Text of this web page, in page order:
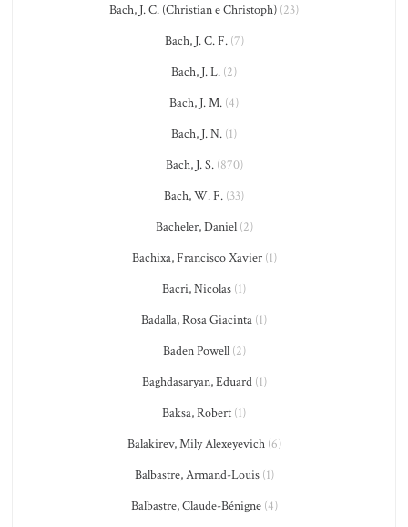
Bach, J. C. (Christian e Christoph) (23)
Bach, J. C. F.(7)
Bach, J. L. (2)
Bach, J. M. (4)
Bach, J. N. (1)
Bach, J. S.(870)
Bach, W. F. (33)
Bacheler, Daniel(2)
Bachixa, Francisco Xavier(1)
Bacri, Nicolas (1)
Badalla, Rosa Giacinta (1)
Baden Powell(2)
Baghdasaryan, Eduard(1)
Baksa, Robert (1)
Balakirev, Mily Alexeyevich(6)
Balbastre, Armand-Louis(1)
Balbastre, Claude-Bénigne(4)